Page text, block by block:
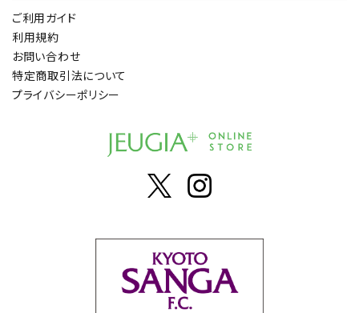
ご利用ガイド
利用規約
お問い合わせ
特定商取引法について
プライバシーポリシー